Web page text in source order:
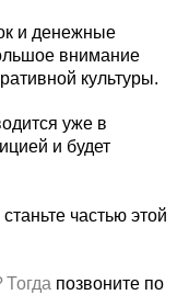
и денежные
внимание
культуры.
уже в
и будет
частью этой
Тогда позвоните по